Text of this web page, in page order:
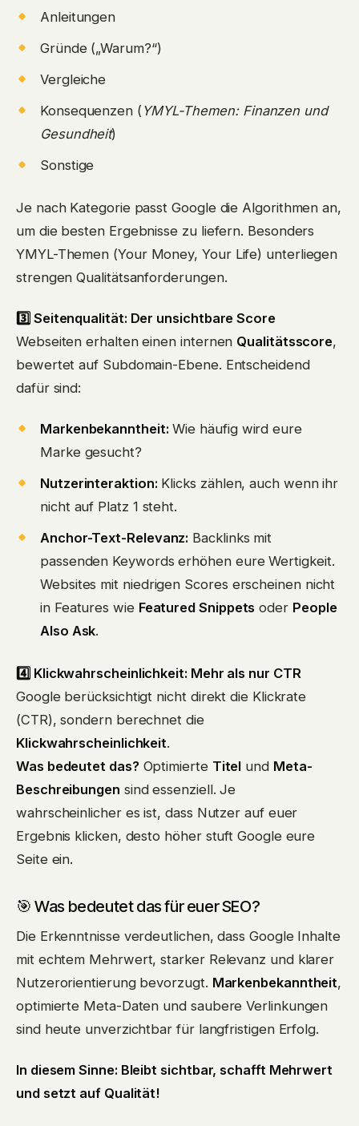
Anleitungen
Gründe („Warum?“)
Vergleiche
Konsequenzen ( YMYL-Themen: Finanzen und
Gesundheit)
Sonstige
Je nach Kategorie passt Google die Algorithmen an,
um die besten Ergebnisse zu liefern. Besonders
YMYL-Themen (Your Money, Your Life) unterliegen
strengen Qualitätsanforderungen.
3️⃣ Seitenqualität: Der unsichtbare Score
Webseiten erhalten einen internen Qualitätsscore,
bewertet auf Subdomain-Ebene. Entscheidend
dafür sind:
Markenbekanntheit: Wie häufig wird eure
Marke gesucht?
Nutzerinteraktion: Klicks zählen, auch wenn ihr
nicht auf Platz 1 steht.
Anchor-Text-Relevanz: Backlinks mit
passenden Keywords erhöhen eure Wertigkeit.
Websites mit niedrigen Scores erscheinen nicht
in Features wie Featured Snippets oder People
Also Ask.
4️⃣ Klickwahrscheinlichkeit: Mehr als nur CTR
Google berücksichtigt nicht direkt die Klickrate
(CTR), sondern berechnet die
Klickwahrscheinlichkeit.
Was bedeutet das? Optimierte Titel und Meta-
Beschreibungen sind essenziell. Je
wahrscheinlicher es ist, dass Nutzer auf euer
Ergebnis klicken, desto höher stuft Google eure
Seite ein.
🎯 Was bedeutet das für euer SEO?
Die Erkenntnisse verdeutlichen, dass Google Inhalte
mit echtem Mehrwert, starker Relevanz und klarer
Nutzerorientierung bevorzugt. Markenbekanntheit,
optimierte Meta-Daten und saubere Verlinkungen
sind heute unverzichtbar für langfristigen Erfolg.
In diesem Sinne: Bleibt sichtbar, schafft Mehrwert
und setzt auf Qualität!